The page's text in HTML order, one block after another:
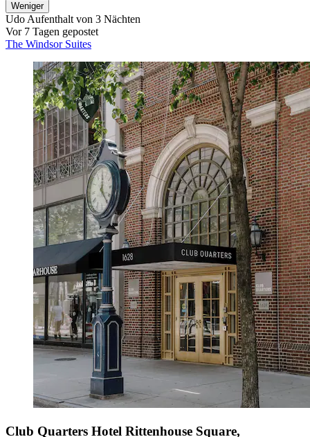
Weniger
UdoAufenthalt von 3 Nächten
Vor 7 Tagen gepostet
The Windsor Suites
Club Quarters Hotel Rittenhouse Square,